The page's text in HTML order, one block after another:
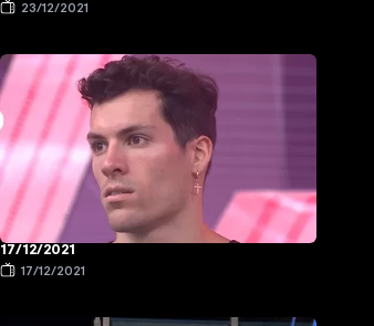
23/12/2021
17/12/2021
17/12/2021